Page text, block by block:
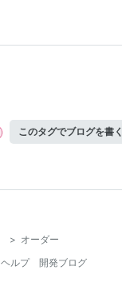
このタグでブログを書く
> オーダー
ヘルプ
開発ブログ